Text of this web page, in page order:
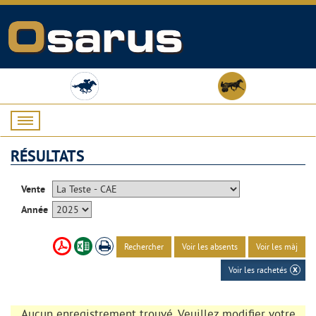
RÉSULTATS
Vente
Année
Rechercher Voir les absents Voir les màj
Voir les rachetés